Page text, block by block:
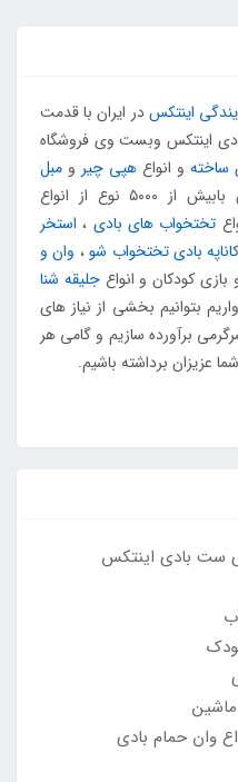
اینتکسدر ایران با قدمت
اینتکس وبست وی فروشگاه
ساخته و انواعهپی چیر و مبل
با قیمت دست اول و ارزان بابیش از ۵۰۰۰ نوع از انواع
تختخواب های بادی ، استخر
کاناپه بادی تختخواب شو، وان و
بازی کودکان و انواعجلیقه شنا
بتوانیم بخشی از نیاز های
برآورده سازیم و گامی هر
برداشته باشیم.
ست بادی اینتکس
وان حمام بادی